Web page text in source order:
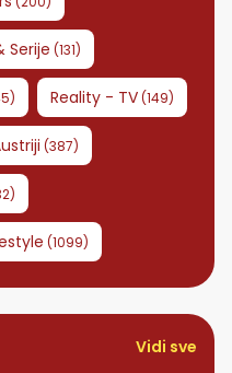
Serije (131)
) Reality - TV(149)
(387)
)
(1099)
Vidi sve